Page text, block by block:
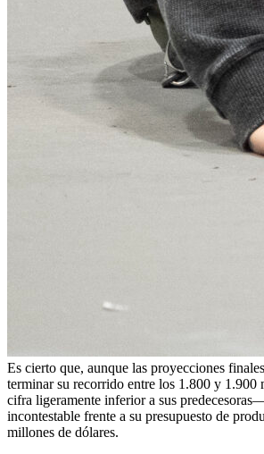
Es cierto que, aunque las proyecciones
terminar su recorrido entre los 1.800 y
cifra ligeramente inferior a sus
incontestable frente a su presupuesto de
millones de dólares.